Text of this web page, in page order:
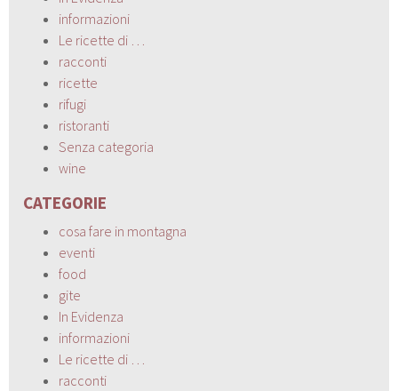
informazioni
Le ricette di …
racconti
ricette
rifugi
ristoranti
Senza categoria
wine
CATEGORIE
cosa fare in montagna
eventi
food
gite
In Evidenza
informazioni
Le ricette di …
racconti